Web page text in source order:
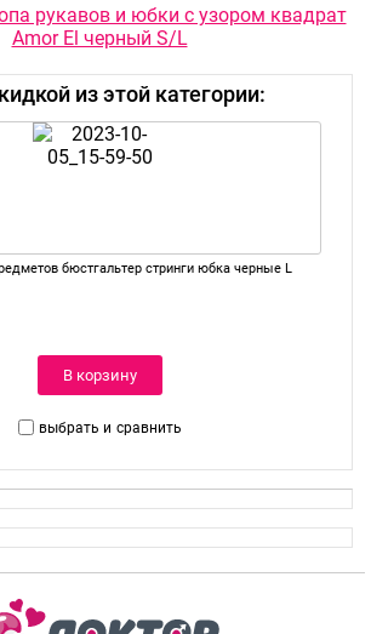
рукавов и юбки с узором квадрат
Amor El черный S/L
из этой категории:
бюстгальтер стринги юбка черные L
В корзину
выбрать и сравнить